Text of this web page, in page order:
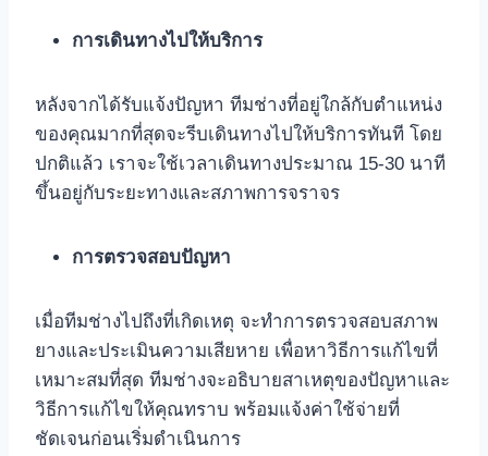
การเดินทางไปให้บริการ
หลังจากได้รับแจ้งปัญหา ทีมช่างที่อยู่ใกล้กับตำแหน่ง
ของคุณมากที่สุดจะรีบเดินทางไปให้บริการทันที โดย
ปกติแล้ว เราจะใช้เวลาเดินทางประมาณ 15-30 นาที
ขึ้นอยู่กับระยะทางและสภาพการจราจร
การตรวจสอบปัญหา
เมื่อทีมช่างไปถึงที่เกิดเหตุ จะทำการตรวจสอบสภาพ
ยางและประเมินความเสียหาย เพื่อหาวิธีการแก้ไขที่
เหมาะสมที่สุด ทีมช่างจะอธิบายสาเหตุของปัญหาและ
วิธีการแก้ไขให้คุณทราบ พร้อมแจ้งค่าใช้จ่ายที่
ชัดเจนก่อนเริ่มดำเนินการ